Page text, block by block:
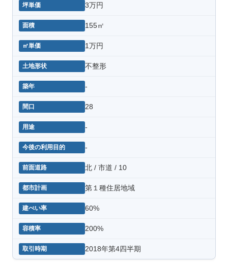
3万円
155㎡
1万円
不整形
-
28
-
-
北 / 市道 / 10
第１種住居地域
60%
200%
2018年第4四半期